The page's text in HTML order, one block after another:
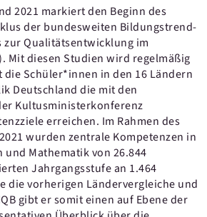
2021 markiert den Beginn des
der bundesweiten Bildungstrend-
Qualitätsentwicklung im
Mit diesen Studien wird regelmäßig
Schüler*innen in den 16 Ländern
Deutschland die mit den
Kultusministerkonferenz
erreichen. Im Rahmen des
wurden zentrale Kompetenzen in
und Mathematik von 26.844
Jahrgangsstufe an 1.464
die vorherigen Ländervergleiche und
gibt er somit einen auf Ebene der